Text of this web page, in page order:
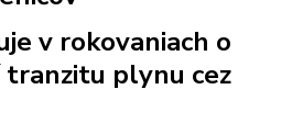
v rokovaniach o
tranzitu plynu cez